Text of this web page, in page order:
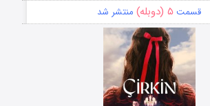
قسمت ۵ (دوبله) منتشر شد